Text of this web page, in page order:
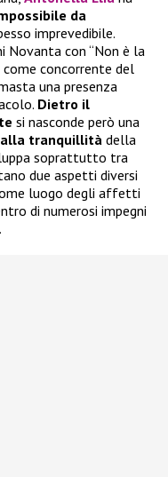
da
imprevedibile.
Novanta con “Non è la
come concorrente del
una presenza
Dietro il
si nasconde però una
tranquillità della
soprattutto tra
due aspetti diversi
luogo degli affetti
di numerosi impegni